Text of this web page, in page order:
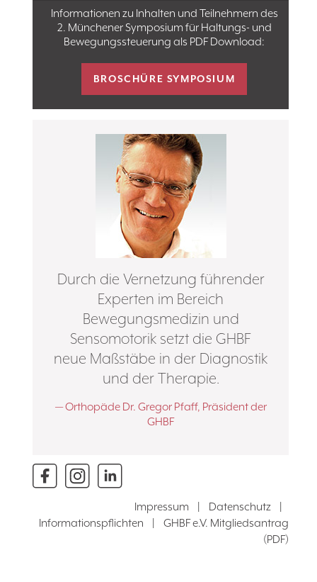
Informationen zu Inhalten und Teilnehmern des
2. Münchener Symposium für Haltungs- und
Bewegungssteuerung als PDF Download:
BROSCHÜRE SYMPOSIUM
Durch die Vernetzung führender
Experten im Bereich
Bewegungsmedizin und
Sensomotorik setzt die GHBF
neue Maßstäbe in der Diagnostik
und der Therapie.
Orthopäde Dr. Gregor Pfaff, Präsident der
GHBF
Impressum Datenschutz
Informationspflichten
GHBF e.V. Mitgliedsantrag
(PDF)